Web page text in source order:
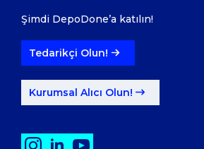
Şimdi DepoDone’a katılın!
Tedarikçi Olun!
Kurumsal Alıcı Olun!